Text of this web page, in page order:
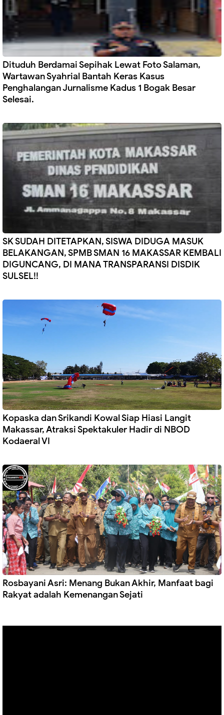
Dituduh Berdamai Sepihak Lewat Foto Salaman,
Wartawan Syahrial Bantah Keras Kasus
Penghalangan Jurnalisme Kadus 1 Bogak Besar
Selesai.
SK SUDAH DITETAPKAN, SISWA DIDUGA MASUK
BELAKANGAN, SPMB SMAN 16 MAKASSAR KEMBALI
DIGUNCANG, DI MANA TRANSPARANSI DISDIK
SULSEL!!
Kopaska dan Srikandi Kowal Siap Hiasi Langit
Makassar, Atraksi Spektakuler Hadir di NBOD
Kodaeral VI
Rosbayani Asri: Menang Bukan Akhir, Manfaat bagi
Rakyat adalah Kemenangan Sejati